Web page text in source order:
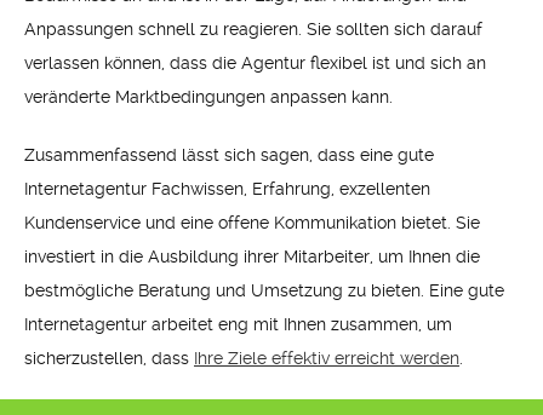
Anpassungen schnell zu reagieren. Sie sollten sich darauf
verlassen können, dass die Agentur flexibel ist und sich an
veränderte Marktbedingungen anpassen kann.
Zusammenfassend lässt sich sagen, dass eine gute
Internetagentur Fachwissen, Erfahrung, exzellenten
Kundenservice und eine offene Kommunikation bietet. Sie
investiert in die Ausbildung ihrer Mitarbeiter, um Ihnen die
bestmögliche Beratung und Umsetzung zu bieten. Eine gute
Internetagentur arbeitet eng mit Ihnen zusammen, um
sicherzustellen, dass Ihre Ziele effektiv erreicht werden